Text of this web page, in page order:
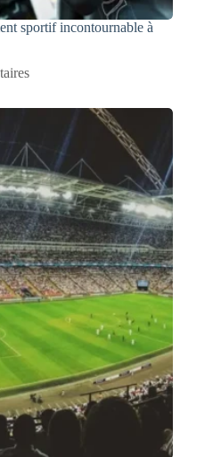
sportif incontournable à